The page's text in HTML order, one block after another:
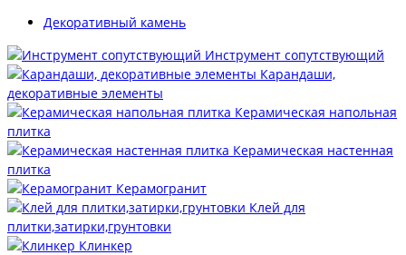
Декоративный камень
Инструмент сопутствующий
Карандаши,
декоративные элементы
Керамическая напольная
плитка
Керамическая настенная
плитка
Керамогранит
Клей для
плитки,затирки,грунтовки
Клинкер